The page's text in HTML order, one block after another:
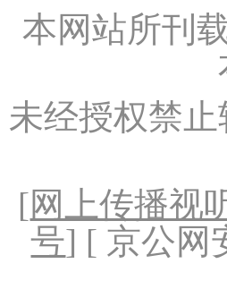
本网站所刊
未经授权禁
[网上传播视
号] [ 京公网